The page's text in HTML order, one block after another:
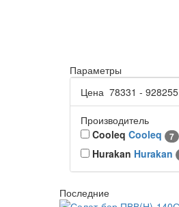
Параметры
Цена 78331 - 928255
Производитель
Cooleq Cooleq 7
Hurakan Hurakan
Последние